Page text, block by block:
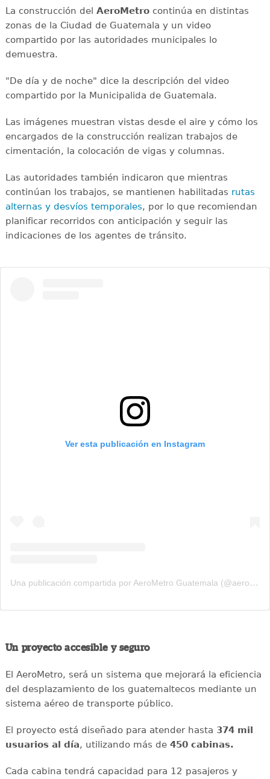
La construcción del AeroMetrocontinúa en distintas
zonas de la Ciudad de Guatemala y un video
compartido por las autoridades municipales lo
demuestra.
"De día y de noche" dice la descripción del video
compartido por la Municipalida de Guatemala.
Las imágenes muestran vistas desde el aire y cómo los
encargados de la construcción realizan trabajos de
cimentación, la colocación de vigas y columnas.
Las autoridades también indicaron que mientras
continúan los trabajos, se mantienen habilitadas rutas
alternas y desvíos temporales, por lo que recomiendan
planificar recorridos con anticipación y seguir las
indicaciones de los agentes de tránsito.
Ver esta publicación en Instagram
Una publicación compartida por AeroMetro Guatemala (@aerometrogt)
Un proyecto accesible y seguro
El AeroMetro, será un sistema que mejorará la eficiencia
del desplazamiento de los guatemaltecos mediante un
sistema aéreo de transporte público.
El proyecto está diseñado para atender hasta 374 mil
usuarios al día, utilizando más de 450 cabinas.
Cada cabina tendrá capacidad para 12 pasajeros y